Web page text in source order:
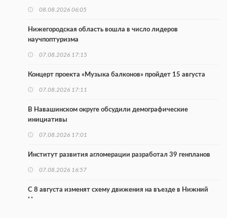
08.08.2026 06:05
Нижегородская область вошла в число лидеров
научпоптуризма
07.08.2026 17:15
Концерт проекта «Музыка балконов» пройдет 15 августа
07.08.2026 17:11
В Навашинском округе обсудили демографические
инициативы
07.08.2026 17:01
Институт развития агломерации разработал 39 генпланов
07.08.2026 16:57
С 8 августа изменят схему движения на въезде в Нижний
Новгород